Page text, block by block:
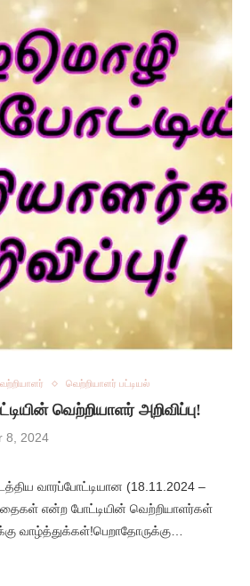
வெற்றியாளர் பட்டியல்
வெற்றியாளர் அறிவிப்பு!
8, 2024
வாரப்போட்டியான (18.11.2024 –
என்ற போட்டியின் வெற்றியாளர்கள்
வாழ்த்துக்கள்!பெறாதோருக்கு…